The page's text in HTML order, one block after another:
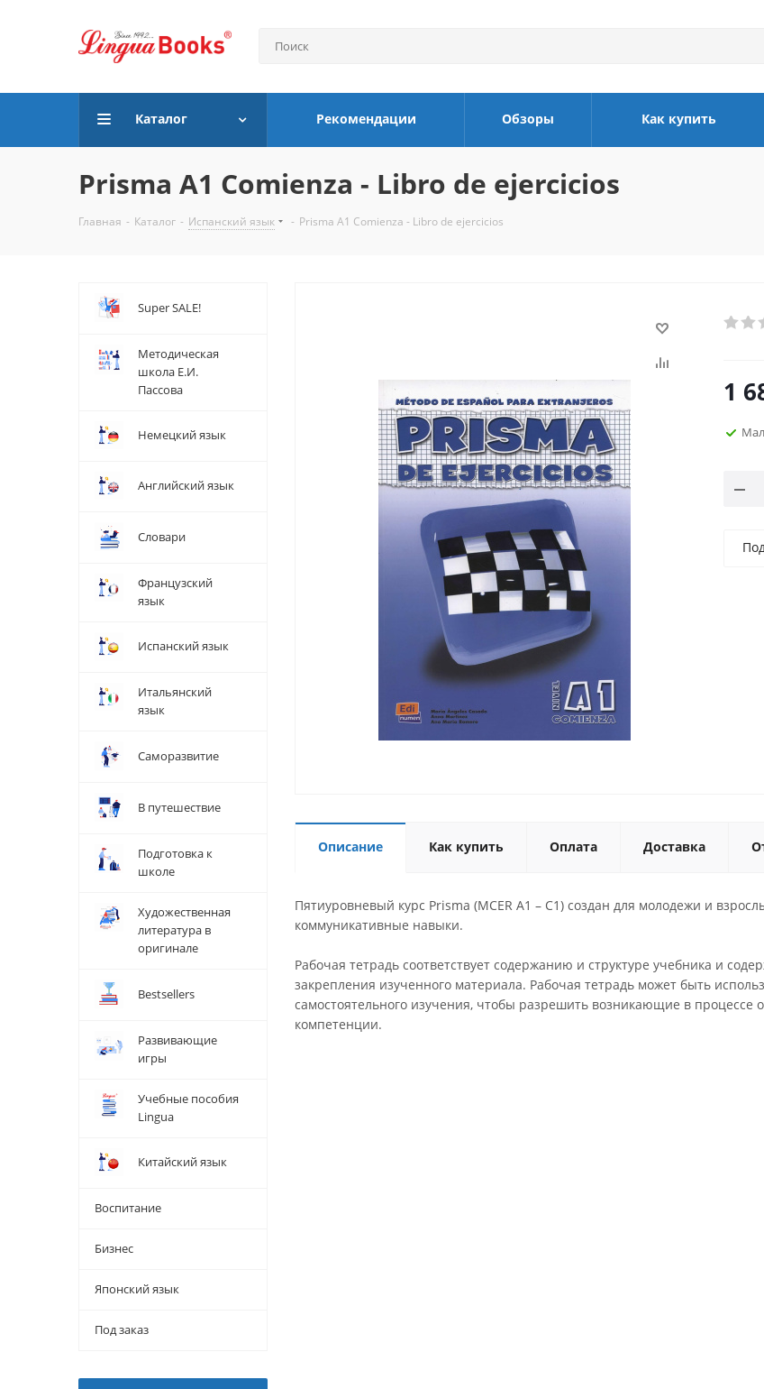
Каталог Рекомендации Обзоры Как купить
Prisma A1 Comienza - Libro de ejercicios
Главная - Каталог - Испанский язык - Prisma A1 Comienza - Libro de ejercicios
1
Описание Как купить Оплата Доставка
Пятиуровневый курс Prisma (MCER A1 – C1) создан для молодежи и
коммуникативные навыки.
Рабочая тетрадь соответствует содержанию и структуре учебника и
закрепления изученного материала. Рабочая тетрадь может быть
самостоятельного изучения, чтобы разрешить возникающие в процессе
компетенции.
Super SALE!
Методическая
школа Е.И.
Пассова
Немецкий язык
Английский язык
Словари
Французский
язык
Испанский язык
Итальянский
язык
Саморазвитие
В путешествие
Подготовка к
школе
Художественная
литература в
оригинале
Bestsellers
Развивающие
игры
Учебные пособия
Lingua
Китайский язык
Воспитание
Бизнес
Японский язык
Под заказ